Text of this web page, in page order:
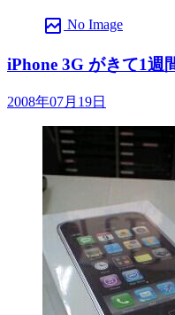
broken_image No Image
iPhone 3G がきて1週
2008年07月19日